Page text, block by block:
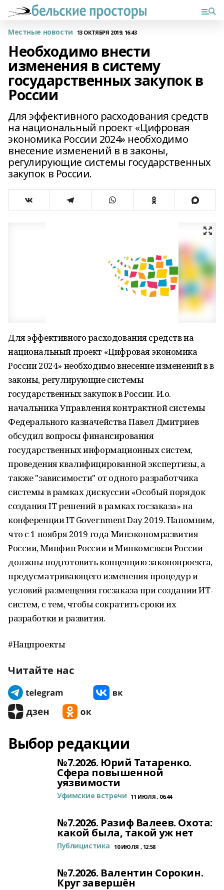
Местные новости 13 ОКТЯБРЯ 2019, 16:43
Необходимо внести
изменения в систему
государственных закупок в
России
Для эффективного расходования средств
на национальный проект «Цифровая
экономика России 2024» необходимо
внесение изменений в в законы,
регулирующие системы государственных
закупок в России.
Для эффективного расходования средств на
национальный проект «Цифровая экономика
России 2024» необходимо внесение изменений в в
законы, регулирующие системы
государственных закупок в России. И.о.
начальника Управления контрактной системы
Федерального казначейства Павел Дмитриев
обсудил вопросы финансирования
государственных информационных систем,
проведения квалифицированной экспертизы, а
также "зависимости" от одного разработчика
системы в рамках дискуссии «Особый порядок
создания IT решений в рамках госзаказа» на
конференции IT Government Day 2019. Напомним,
что с 1 ноября 2019 года Минэкономразвития
России, Минфин России и Минкомсвязи России
должны подготовить концепцию законопроекта,
предусматривающего изменения процедур и
условий размещения госзаказа при создании ИТ-
систем, с тем, чтобы сократить сроки их
разработки и развития.
#Нацпроекты
Читайте нас
Выбор редакции
№7.2026. Юрий Татаренко.
Сфера повышенной
уязвимости
Уфимские встречи 11 ИЮЛЯ , 06:44
№7.2026. Разиф Валеев. Охота:
какой была, такой уж нет
Публицистика 10 ИЮЛЯ , 12:58
№7.2026. Валентин Сорокин.
Круг завершён